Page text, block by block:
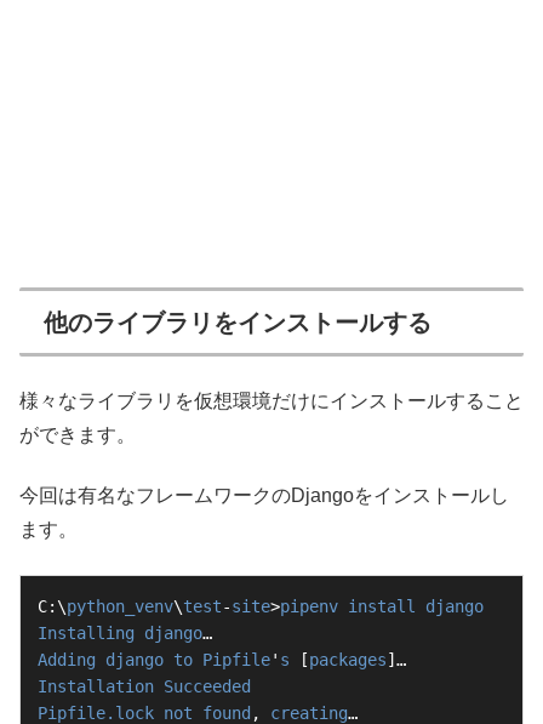
他のライブラリをインストールする
様々なライブラリを仮想環境だけにインストールすること
ができます。
今回は有名なフレームワークのDjangoをインストールし
ます。
C:\python_venv\test-site>pipenv install
django
Installing
django
Adding
django to Pipfile' s [packages
Installation Succeeded
Pipfile.lock not found , creating